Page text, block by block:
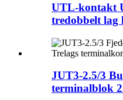
UTL-kontakt
tredobbelt lag
JUT3-2.5/3
terminalblok